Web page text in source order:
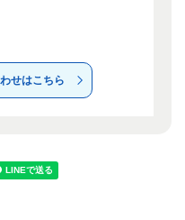
せはこちら